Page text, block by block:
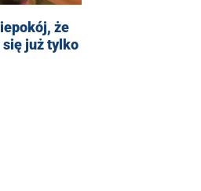
że
się już tylko